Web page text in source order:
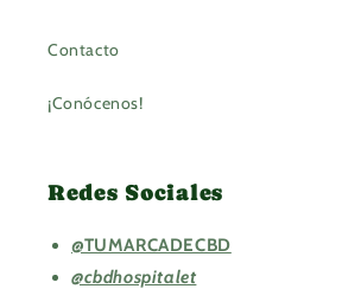
Contacto
¡Conócenos!
Redes Sociales
@TUMARCADECBD
@cbdhospitalet